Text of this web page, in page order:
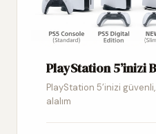
PlayStation 5’inizi
PlayStation 5’inizi
alalım